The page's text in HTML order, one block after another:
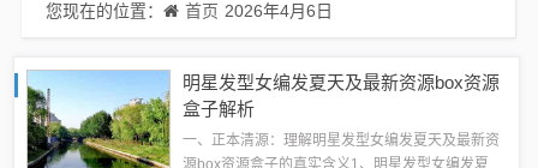
您现在的位置： 首页 2026年4月6日
明星发型女编发夏天及最新资源box资源
盒子解析
一、正本清源：理解明星发型女编发夏天及最新资
源box资源盒子的真实含义1、明星发型女编发夏